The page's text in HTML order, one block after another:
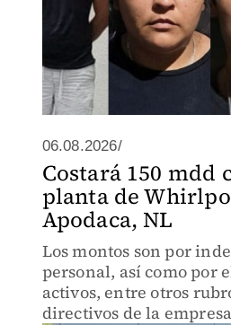
06.08.2026/
Costará 150 mdd
planta de
Apodaca, NL
Los montos son por
personal, así como por
activos, entre otros
directivos de la